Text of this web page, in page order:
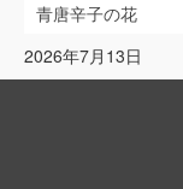
青唐辛子の花
2026年7月13日